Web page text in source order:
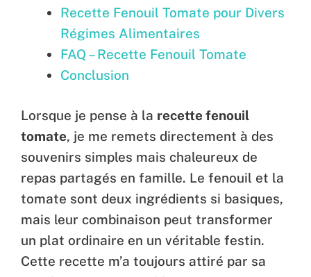
Recette Fenouil Tomate pour Divers
Régimes Alimentaires
FAQ – Recette Fenouil Tomate
Conclusion
Lorsque je pense à la recette fenouil
tomate, je me remets directement à des
souvenirs simples mais chaleureux de
repas partagés en famille. Le fenouil et la
tomate sont deux ingrédients si basiques,
mais leur combinaison peut transformer
un plat ordinaire en un véritable festin.
Cette recette m’a toujours attiré par sa